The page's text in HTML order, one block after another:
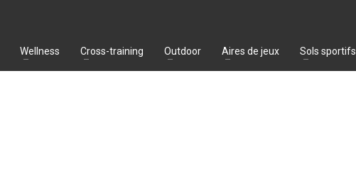
Wellness Cross-training Outdoor Aires de jeux Sols sportifs